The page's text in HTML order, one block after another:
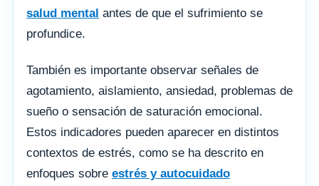
salud mental antes de que el sufrimiento se
profundice.
También es importante observar señales de
agotamiento, aislamiento, ansiedad, problemas de
sueño o sensación de saturación emocional.
Estos indicadores pueden aparecer en distintos
contextos de estrés, como se ha descrito en
enfoques sobre estrés y autocuidado